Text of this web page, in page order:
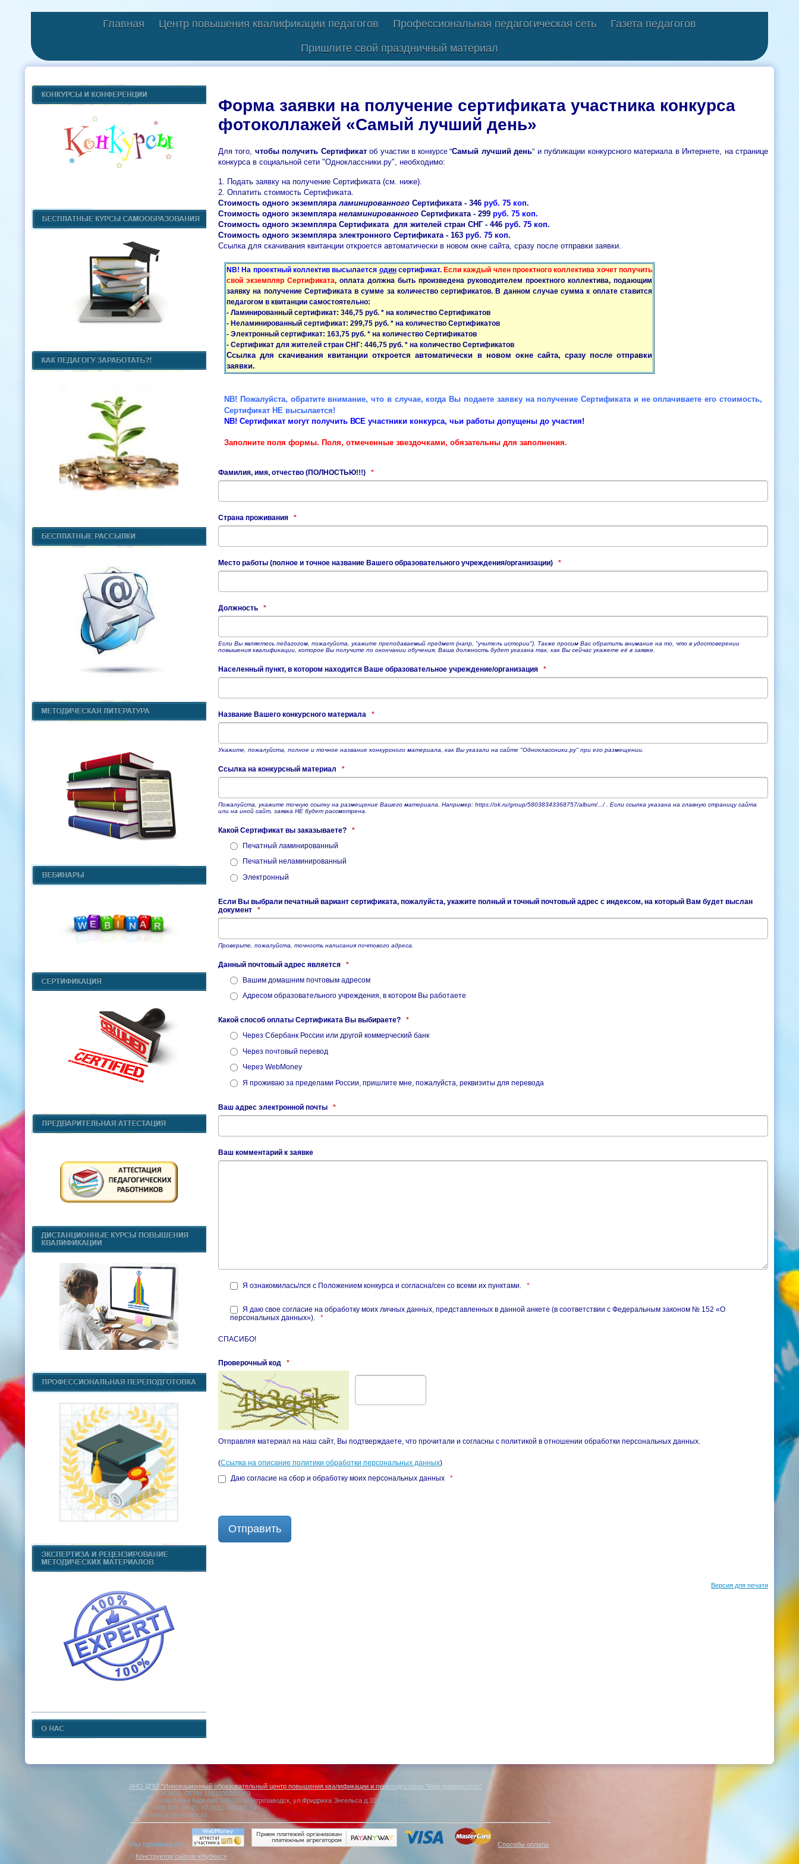
Главная Центр повышения квалификации педагогов Профессиональная педагогическая сеть Газета педагогов
Пришлите свой праздничный материал
Форма заявки на получение сертификата участника конкурса
фотоколлажей «Самый лучший день»
Для того, чтобы получить Сертификатоб участии в конкурсе "Самый лучший день"​ и публикации конкурсного материала в Интернете, на странице
конкурса в социальной сети "Одноклассники.ру" , необходимо:
1. Подать заявку на получение Сертификата (см. ниже).
2. Оплатить стоимость Сертификата.
Стоимость одного экземпляраламинированного Сертификата - 346 руб. 75 коп.
Стоимость одного экземпляра неламинированного Сертификата - 299 руб. 75 коп.
Стоимость одного экземпляра Сертификата для жителей стран СНГ - 446 руб. 75 коп.
Стоимость одного экземпляра электронного Сертификата - 163 руб. 75 коп.
Ссылка для скачивания квитанции откроется автоматически в новом окне сайта, сразу после отправки заявки.
NB! На проектный коллектив высылается одинсертификат. Если каждый член проектного коллектива хочет получить
свой экземпляр Сертификата, оплата должна быть произведена руководителем проектного коллектива, подающим
заявку на получение Сертификата в сумме за количество сертификатов. В данном случае сумма к оплате ставится
педагогом в квитанции самостоятельно:
- Ламинированный сертификат: 346,75 руб. * на количество Сертификатов
- Неламинированный сертификат: 299,75 руб. * на количество Сертификатов
- Электронный сертификат: 163,75 руб. * на количество Сертификатов
- Сертификат для жителей стран СНГ: 446,75 руб. * на количество Сертификатов
Ссылка для скачивания квитанции откроется автоматически в новом окне сайта, сразу после отправки
заявки.
NB! Пожалуйста, обратите внимание, что в случае, когда Вы подаете заявку на получение Сертификата и не оплачиваете его стоимость,
Сертификат НЕ высылается!
NB! Сертификат могут получить ВСЕ участники конкурса, чьи работы допущены до участия!
Заполните поля формы. Поля, отмеченные звездочками, обязательны для заполнения.
Фамилия, имя, отчество (ПОЛНОСТЬЮ!!!) *
Страна проживания *
Место работы (полное и точное название Вашего образовательного учреждения/организации) *
Должность *
Если Вы являетесь педагогом, пожалуйста, укажите преподаваемый предмет (напр, "учитель истории"). Также просим Вас обратить внимание на то, что в удостоверении
повышения квалификации, которое Вы получите по окончании обучения, Ваша должность будет указана так, как Вы сейчас укажете её в заявке.
Населенный пункт, в котором находится Ваше образовательное учреждение/организация *
Название Вашего конкурсного материала *
Укажите, пожалуйста, полное и точное название конкурсного материала, как Вы указали на сайте "Одноклассники.ру" при его размещении.
Ссылка на конкурсный материал *
Пожалуйста, укажите точную ссылку на размещение Вашего материала. Например: https://ok.ru/group/58038343368757/album/.../ . Если ссылка указана на главную страницу сайта
или на иной сайт, заявка НЕ будет рассмотрена.
Какой Сертификат вы заказываете?
*
Печатный ламинированный
Печатный неламинированный
Электронный
Если Вы выбрали печатный вариант сертификата, пожалуйста, укажите полный и точный почтовый адрес с индексом, на который Вам будет выслан
документ
*
Проверьте, пожалуйста, точность написания почтового адреса.
Данный почтовый адрес является
*
Вашим домашним почтовым адресом
Адресом образовательного учреждения, в котором Вы работаете
Какой способ оплаты Сертификата Вы выбираете?
*
Через Сбербанк России или другой коммерческий банк
Через почтовый перевод
Через WebMoney
Я проживаю за пределами России, пришлите мне, пожалуйста, реквизиты для перевода
Ваш адрес электронной почты *
Ваш комментарий к заявке
Я ознакомилась/лся с Положением конкурса и согласна/сен со всеми их пунктами. *
Я даю свое согласие на обработку моих личных данных, представленных в данной анкете (в соответствии с Федеральным законом № 152 «О
персональных данных»).
*
СПАСИБО!
Проверочный код *
Отправляя материал на наш сайт, Вы подтверждаете, что прочитали и согласны с политикой в отношении обработки персональных данных.
(Ссылка на описание политики обработки персональных данных)
Даю согласие на сбор и обработку моих персональных данных
*
Отправить
Версия для печати
АНО ДПО "Инновационный образовательный центр повышения квалификации и переподготовки "Мой университет"
ИНН 1001043954, ОГРН 1031000006289
Россия, Республика Карелия, 185035 г.Петрозаводск, ул.Фридриха Энгельса д.10, офис 211
Тел: +7(499) 685-10-45, +7 (911) 422-27-54
E-mail: moi-uni@yandex.ru
Мы принимаем:
Способы оплаты
© Конструктор сайтов «Нубекс»